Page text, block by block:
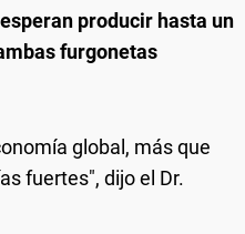
producir hasta un
furgonetas
global, más que
fuertes", dijo el Dr.